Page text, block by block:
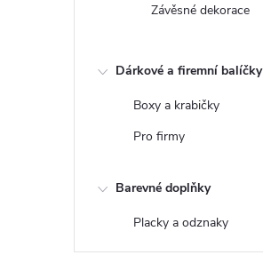
Závěsné dekorace
Dárkové a firemní balíčky
Boxy a krabičky
Pro firmy
Barevné doplňky
Placky a odznaky